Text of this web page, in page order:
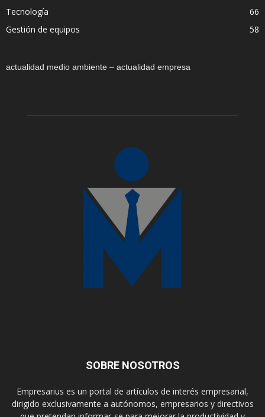
Tecnología
66
Gestión de equipos
58
actualidad medio ambiente – actualidad empresa
SOBRE NOSOTROS
Empresarius es un portal de artículos de interés empresarial,
dirigido exclusivamente a autónomos, empresarios y directivos